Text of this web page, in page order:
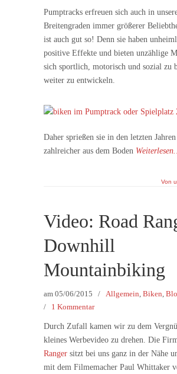
Pumptracks erfreuen sich auch in
Breitengraden immer größerer
ist auch gut so! Denn sie haben
positive Effekte und bieten unzählige
sich sportlich, motorisch und sozial zu
weiter zu entwickeln.
Daher sprießen sie in den letzten
zahlreicher aus dem Boden Weiterlesen…
Von
Video: Road
Downhill
Mountainbiking
am 05/06/2015 / Allgemein Biken
/ 1 Kommentar
Durch Zufall kamen wir zu dem
kleines Werbevideo zu drehen. Die
Ranger sitzt bei uns ganz in der Nähe
mit dem Filmemacher Paul Whittaker